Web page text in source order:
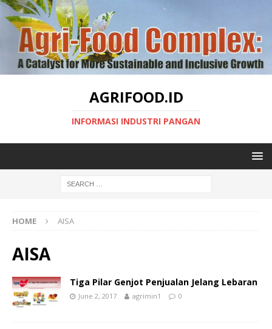
AGRIFOOD.ID
INFORMASI INDUSTRI PANGAN
HOME AISA
AISA
Tiga Pilar Genjot Penjualan Jelang Lebaran
June 2, 2017 agrimin1 0